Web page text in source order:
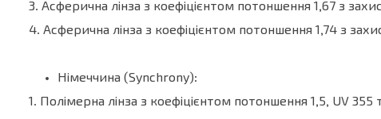
3. Асферична лінза з коефіцієнтом потоншення 1,67 з
4. Асферична лінза з коефіцієнтом потоншення 1,74 з
Німеччина (Synchrony):
1. Полімерна лінза з коефіцієнтом потоншення 1,5, UV